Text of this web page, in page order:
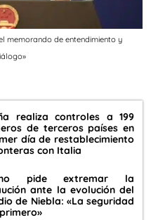
memorando de entendimiento y
realiza controles a 199
de terceros países en
día de restablecimiento
con Italia
pide extremar la
ante la evolución del
de Niebla: «La seguridad